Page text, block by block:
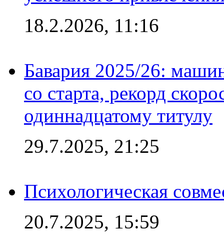
18.2.2026, 11:16
Бавария 2025/26:
со старта, рекорд
одиннадцатому титулу
29.7.2025, 21:25
Психологическая
20.7.2025, 15:59